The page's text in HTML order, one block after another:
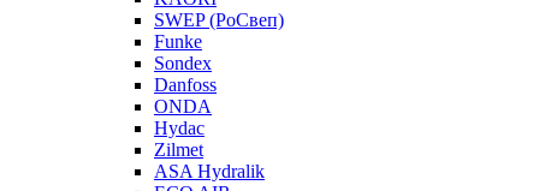
SWEP (РоСвеп)
Funke
Sondex
Danfoss
ONDA
Hydac
Zilmet
ASA Hydralik